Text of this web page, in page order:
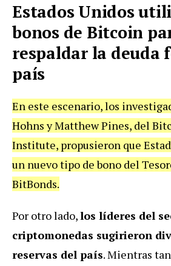
Estados Unidos
bonos de Bitcoin
respaldar la deuda
país
En este escenario, los
Hohns y Matthew Pines, del
Institute, propusieron que
un nuevo tipo de bono del
BitBonds.
Por otro lado,los líderes del
criptomonedas sugirieron
reservas del país. Mientras